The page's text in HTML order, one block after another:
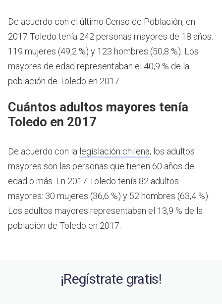
De acuerdo con el último Censo de Población, en
2017 Toledo tenía 242 personas mayores de 18 años:
119 mujeres (49,2 %) y 123 hombres (50,8 %). Los
mayores de edad representaban el 40,9 % de la
población de Toledo en 2017.
Cuántos adultos mayores tenía
Toledo en 2017
De acuerdo con la legislación chilena, los adultos
mayores son las personas que tienen 60 años de
edad o más. En 2017 Toledo tenía 82 adultos
mayores: 30 mujeres (36,6 %) y 52 hombres (63,4 %).
Los adultos mayores representaban el 13,9 % de la
población de Toledo en 2017.
¡Regístrate gratis!